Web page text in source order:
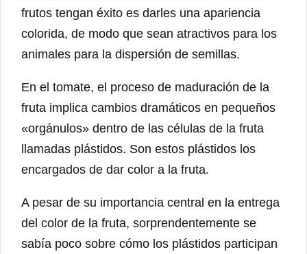
frutos tengan éxito es darles una apariencia
colorida, de modo que sean atractivos para los
animales para la dispersión de semillas.
En el tomate, el proceso de maduración de la
fruta implica cambios dramáticos en pequeños
«orgánulos» dentro de las células de la fruta
llamadas plástidos. Son estos plástidos los
encargados de dar color a la fruta.
A pesar de su importancia central en la entrega
del color de la fruta, sorprendentemente se
sabía poco sobre cómo los plástidos participan